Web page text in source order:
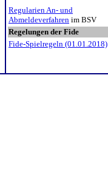
Regularien An- und
Abmeldeverfahren im BSV
Regelungen der Fide
Fide-Spielregeln (01.01.2018)